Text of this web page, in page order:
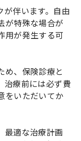
が伴います。自由
が特殊な場合が
用が発生する可
め、保険診療と
治療前には必ず費
をいただいてか
最適な治療計画